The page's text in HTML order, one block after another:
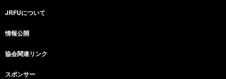
JRFUについて
情報公開
協会関連リンク
スポンサー